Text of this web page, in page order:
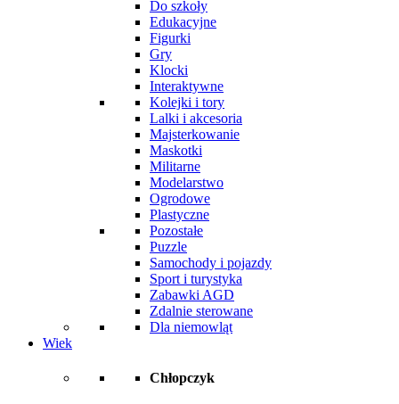
Do szkoły
Edukacyjne
Figurki
Gry
Klocki
Interaktywne
Kolejki i tory
Lalki i akcesoria
Majsterkowanie
Maskotki
Militarne
Modelarstwo
Ogrodowe
Plastyczne
Pozostałe
Puzzle
Samochody i pojazdy
Sport i turystyka
Zabawki AGD
Zdalnie sterowane
Dla niemowląt
Wiek
Chłopczyk